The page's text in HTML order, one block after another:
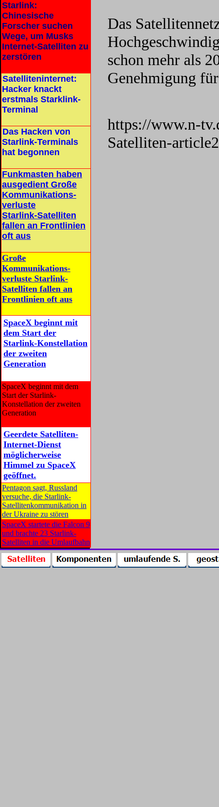
Starlink:
Chinesische
Forscher suchen
Wege, um Musks
Internet-Satelliten zu
zerstören
Satelliteninternet:
Hacker knackt
erstmals Starklink-
Terminal
Das Hacken von
Starlink-Terminals
hat begonnen
Funkmasten haben
ausgedient Große
Kommunikations-
verluste
Starlink-Satelliten
fallen an Frontlinien
oft aus
Große
Kommunikations-
verluste Starlink-
Satelliten fallen an
Frontlinien oft aus
SpaceX beginnt mit
dem Start der
Starlink-Konstellation
der zweiten
Generation
SpaceX beginnt mit dem
Start der Starlink-
Konstellation der zweiten
Generation
Geerdete Satelliten-
Internet-Dienst
möglicherweise
Himmel zu SpaceX
geöffnet.
Pentagon sagt, Russland
versuche, die Starlink-
Satellitenkommunikation in
der Ukraine zu stören
SpaceX startete die Falcon 9
und brachte 23 Starlink-
Satelliten in die Umlaufbahn
Das
schon mehr als
Genehmigung
https://www.n-
Satelliten-